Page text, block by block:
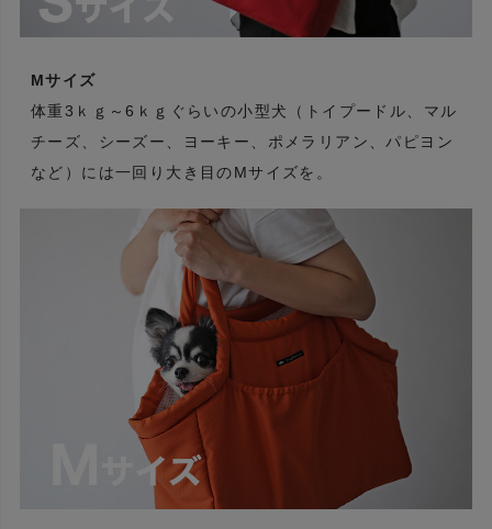
Mサイズ
体重3ｋｇ～6ｋｇぐらいの小型犬（トイプードル、マル
チーズ、シーズー、ヨーキー、ポメラリアン、パピヨン
など）には一回り大き目のMサイズを。